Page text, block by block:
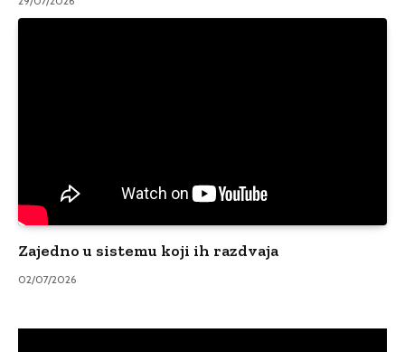
Zajedno u sistemu koji ih razdvaja
02/07/2026